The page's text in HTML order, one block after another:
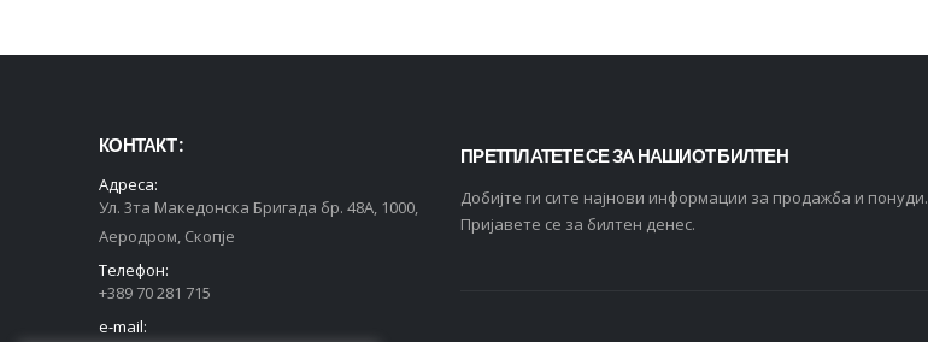
КОНТАКТ :
Адреса:
Ул. 3та Македонска Бригада бр. 48А, 1000,
Аеродром, Скопје
Телефон:
+389 70 281 715
e-mail:
ПРЕТПЛАТЕТЕ СЕ ЗА НАШИОТ БИЛТЕН
Добијте ги сите најнови информации за продажба и понуди.
Пријавете се за билтен денес.